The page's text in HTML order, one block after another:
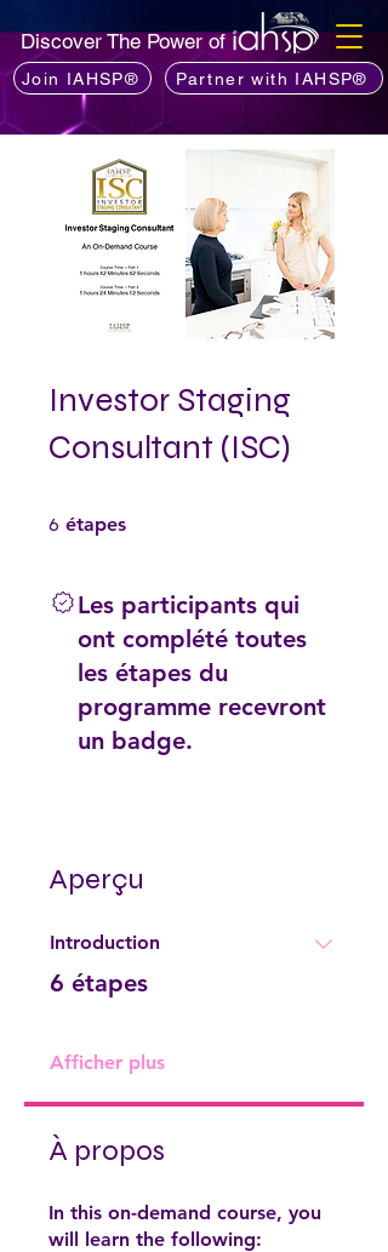
Discover The Power of
Join IAHSP® Partner with IAHSP®
Investor Staging
Consultant (ISC)
6 étapes
Les participants qui
ont complété toutes
les étapes du
programme recevront
un badge.
Aperçu
Introduction
6 étapes
Afficher plus
À propos
In this on-demand course, you
will learn the following: